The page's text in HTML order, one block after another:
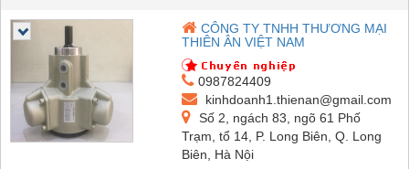
CÔNG TY TNHH THƯƠNG MẠI
THIÊN ÂN VIỆT NAM
0987824409
kinhdoanh1.thienan@gmail.com
Số 2, ngách 83, ngõ 61 Phố
Trạm, tổ 14, P. Long Biên, Q. Long
Biên, Hà Nội